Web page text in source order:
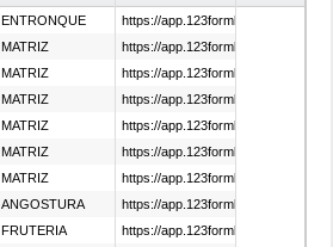
ENTRONQUE
https://app.123formbuilder.com/
MATRIZ
https://app.123formbuilder.com/
MATRIZ
https://app.123formbuilder.com/
MATRIZ
https://app.123formbuilder.com/
MATRIZ
https://app.123formbuilder.com/
MATRIZ
https://app.123formbuilder.com/
MATRIZ
https://app.123formbuilder.com/
ANGOSTURA
https://app.123formbuilder.com/
FRUTERIA
https://app.123formbuilder.com/